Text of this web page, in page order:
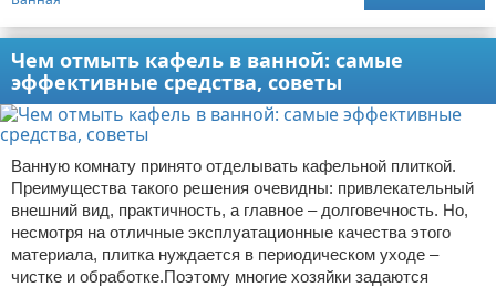
Чем отмыть кафель в ванной: самые
эффективные средства, советы
Ванную комнату принято отделывать кафельной плиткой.
Преимущества такого решения очевидны: привлекательный
внешний вид, практичность, а главное – долговечность. Но,
несмотря на отличные эксплуатационные качества этого
материала, плитка нуждается в периодическом уходе –
чистке и обработке.Поэтому многие хозяйки задаются